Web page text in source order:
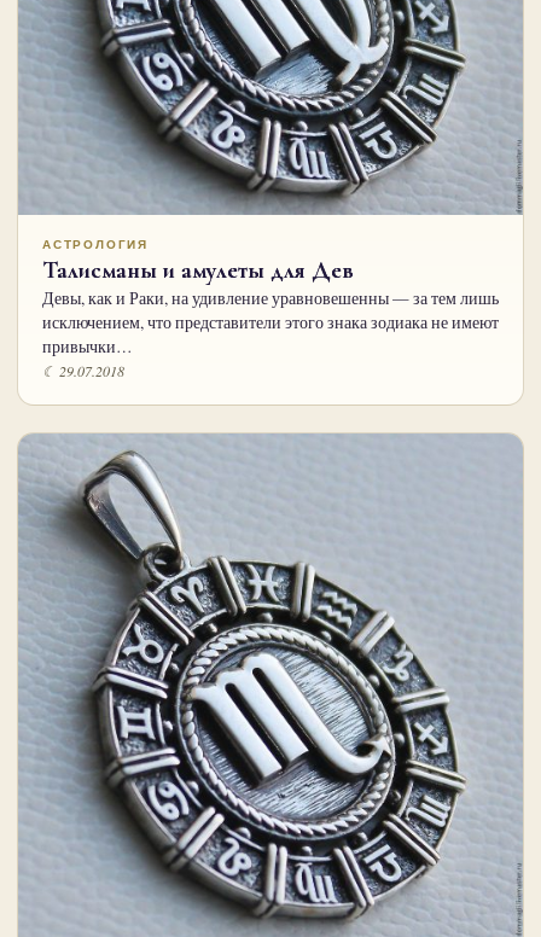
АСТРОЛОГИЯ
Талисманы и амулеты для Дев
Девы, как и Раки, на удивление уравновешенны — за тем лишь
исключением, что представители этого знака зодиака не имеют
привычки…
☾ 29.07.2018